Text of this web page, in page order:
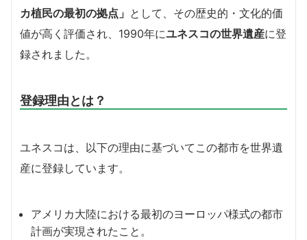
カ植民の最初の拠点」 として、その歴史的・文化的価
値が高く評価され、1990年にユネスコの世界遺産に登
録されました。
登録理由とは？
ユネスコは、以下の理由に基づいてこの都市を世界遺
産に登録しています。
アメリカ大陸における最初のヨーロッパ様式の都市
計画が実現されたこと。